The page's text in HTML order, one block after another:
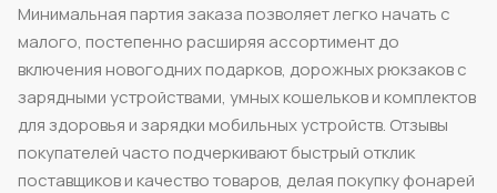
Минимальная партия заказа позволяет легко начать с
малого, постепенно расширяя ассортимент до
включения новогодних подарков, дорожных рюкзаков с
зарядными устройствами, умных кошельков и комплектов
для здоровья и зарядки мобильных устройств. Отзывы
покупателей часто подчеркивают быстрый отклик
поставщиков и качество товаров, делая покупку фонарей